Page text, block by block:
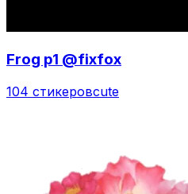
Frog p1 @fixfox
104 стикеровcute